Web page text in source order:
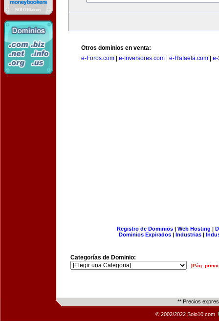
Otros dominios en venta:
e-Foros.com
e-Inversores.com e-Rafaela.com e-
Registro de Dominios| Web Hosting |
Dominios Expirados | Industrias |
Categorías de Dominio:
[Pág.
** Precios
© 2002/2022 Solo10.com